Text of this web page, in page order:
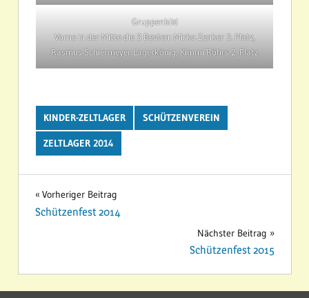
Gruppenbild
Vorne in der Mitte die 3 Besten: Mirko Zenker 3. Platz,
Rasmus Schiermeyer Lagerkönig, Kimmi Röhrs 2. Platz
KINDER-ZELTLAGER SCHÜTZENVEREIN
ZELTLAGER 2014
Beitragsnavigation
Vorheriger Beitrag
Schützenfest 2014
Nächster Beitrag
Schützenfest 2015